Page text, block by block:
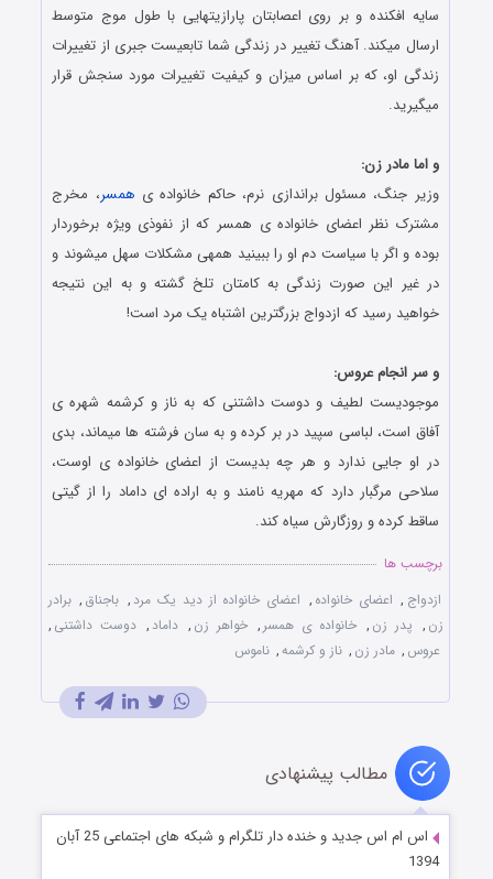
سایه افکنده و بر روی اعصابتان پارازیتهایی با طول موج متوسط
ارسال میکند. آهنگ تغییر در زندگی شما تابعیست جبری از تغییرات
زندگی او، که بر اساس میزان و کیفیت تغییرات مورد سنجش قرار
میگیرید.
و اما مادر زن:
وزیر جنگ، مسئول براندازی نرم، حاکم خانواده ی همسر، مخرج
مشترک نظر اعضای خانواده ی همسر که از نفوذی ویژه برخوردار
بوده و اگر با سیاست دم او را ببینید همهی مشکلات سهل میشوند و
در غیر این صورت زندگی به کامتان تلخ گشته و به این نتیجه
خواهید رسید که ازدواج بزرگترین اشتباه یک مرد است!
و سر انجام عروس:
موجودیست لطیف و دوست داشتنی که به ناز و کرشمه شهره ی
آفاق است، لباسی سپید در بر کرده و به سان فرشته ها میماند، بدی
در او جایی ندارد و هر چه بدیست از اعضای خانواده ی اوست،
سلاحی مرگبار دارد که مهریه نامند و به اراده ای داماد را از گیتی
ساقط کرده و روزگارش سیاه کند.
برچسب ها
ازدواج , اعضای خانواده , اعضای خانواده از دید یک مرد , باجناق , برادر
زن , پدر زن , خانواده ی همسر , خواهر زن , داماد , دوست داشتنی ,
عروس , مادر زن , ناز و کرشمه, ناموس
مطالب پیشنهادی
اس ام اس جدید و خنده دار تلگرام و شبکه های اجتماعی 25 آبان
1394